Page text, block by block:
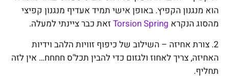
הוא מנגנון הקפיץ. באופן אישי תמיד אעדיף מנגנון קפיצי
מהסוג הנקרא Torsion Springזאת כבר ציינתי למעלה.
2. צורת אחיזה – השילוב של כיפוף זוויות הלהב וידיות
האחיזה, צריך לאחוז ולגזום כדי להבין תכל'ס חחחח… אין לזה
תחליף.